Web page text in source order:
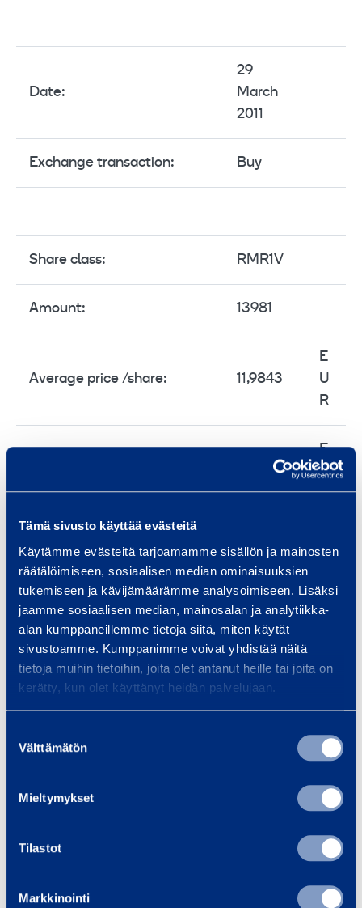
Tämä sivusto käyttää evästeitä
Käytämme evästeitä tarjoamamme sisällön ja mainosten
räätälöimiseen, sosiaalisen median ominaisuuksien
tukemiseen ja kävijämäärämme analysoimiseen. Lisäksi
jaamme sosiaalisen median, mainosalan ja analytiikka-
alan kumppaneillemme tietoja siitä, miten käytät
sivustoamme. Kumppanimme voivat yhdistää näitä
tietoja muihin tietoihin, joita olet antanut heille tai joita on
kerätty, kun olet käyttänyt heidän palvelujaan.
valinta
Välttämätön
Mieltymykset
Tilastot
Markkinointi
Date:
29
March
2011
Exchange transaction: Buy
Share class: RMR1V
Amount: 13981
Average price /share: 11,9843
E
U
R
12,0600
E
U
R
Lowest price /share: 11,9100
R
Total price:
167552,5
0
R
(COMPANY NAME) on